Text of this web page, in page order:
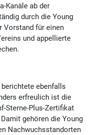
Kanäle ab der
durch die Young
Vorstand für einen
und appellierte
ebenfalls
erfreulich ist die
Sterne-Plus-Zertifikat
gehören die Young
Nachwuchsstandorten